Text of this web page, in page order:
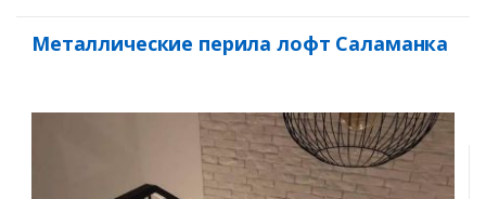
Металлические перила лофт Саламанка